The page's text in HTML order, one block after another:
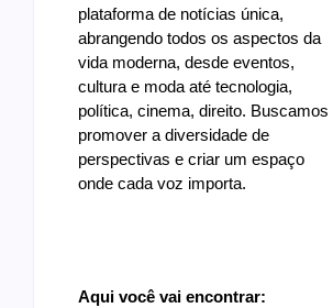
plataforma de notícias única,
abrangendo todos os aspectos da
vida moderna, desde eventos,
cultura e moda até tecnologia,
política, cinema, direito. Buscamos
promover a diversidade de
perspectivas e criar um espaço
onde cada voz importa.
Aqui você vai encontrar: